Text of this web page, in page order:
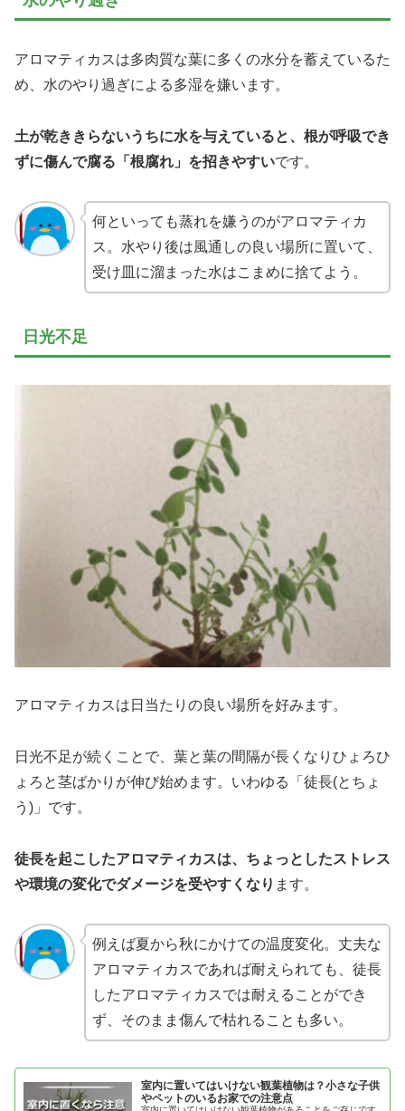
アロマティカスは多肉質な葉に多くの水分を蓄えているた
め、水のやり過ぎによる多湿を嫌います。
土が乾ききらないうちに水を与えていると、根が呼吸でき
ずに傷んで腐る「根腐れ」を招きやすいです。
何といっても蒸れを嫌うのがアロマティカ
ス。水やり後は風通しの良い場所に置いて、
受け皿に溜まった水はこまめに捨てよう。
日光不足
アロマティカスは日当たりの良い場所を好みます。
日光不足が続くことで、葉と葉の間隔が長くなりひょろひ
ょろと茎ばかりが伸び始めます。いわゆる「徒長(とちょ
う)」です。
徒長を起こしたアロマティカスは、ちょっとしたストレス
や環境の変化でダメージを受やすくなり ます。
例えば夏から秋にかけての温度変化。丈夫な
アロマティカスであれば耐えられても、徒長
したアロマティカスでは耐えることができ
ず、そのまま傷んで枯れることも多い。
室内に置いてはいけない観葉植物は？小さな子供
やペットのいるお家での注意点